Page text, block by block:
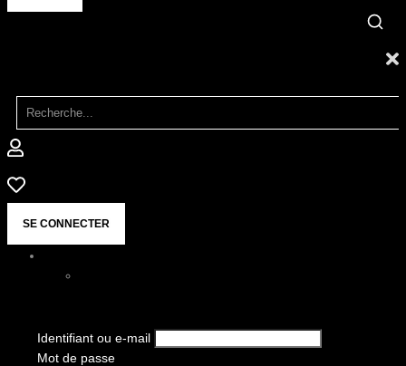
SE CONNECTER
Identifiant ou e-mail
Mot de passe